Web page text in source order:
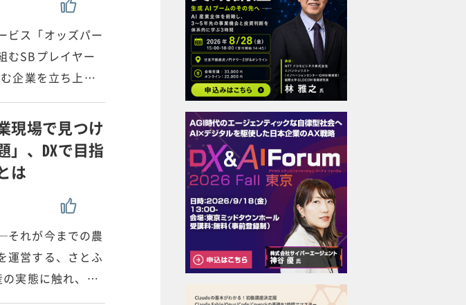
ビス「オッズパー
むSBプレイヤー
企業を立ち上…
現場で見つけ
」、DXで目指
は
れが今までの農
運営する、さとふ
の実態に触れ、…